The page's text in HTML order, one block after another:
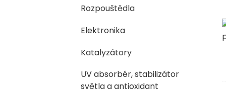
Rozpouštědla
Elektronika
Katalyzátory
UV absorbér, stabilizátor
světla a antioxidant